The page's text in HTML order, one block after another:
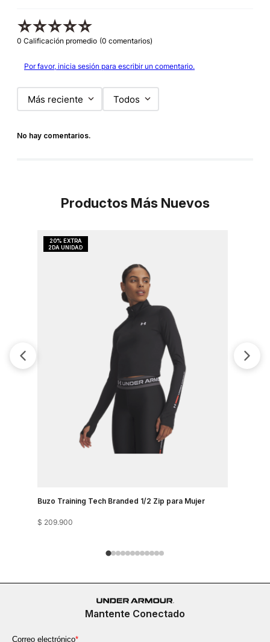
☆☆☆☆☆
0 Calificación promedio (0 comentarios)
Por favor, inicia sesión para escribir un comentario.
Más reciente Todos
No hay comentarios.
Productos Más Nuevos
Buzo Training Tech Branded 1/2 Zip para Mujer
$ 209.900
Mantente Conectado